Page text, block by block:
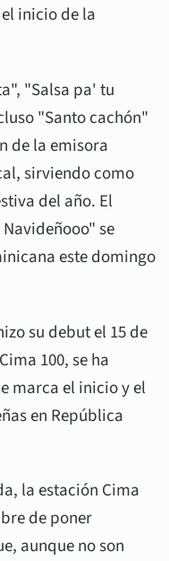
inicio de la
"Salsa pa' tu
"Santo cachón"
de la emisora
sirviendo como
del año. El
se
este domingo
su debut el 15 de
100, se ha
marca el inicio y el
en República
la estación Cima
de poner
aunque no son